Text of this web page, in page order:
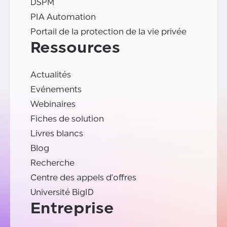
DSPM
PIA Automation
Portail de la protection de la vie privée
Ressources
Actualités
Evénements
Webinaires
Fiches de solution
Livres blancs
Blog
Recherche
Centre des appels d'offres
Université BigID
Entreprise